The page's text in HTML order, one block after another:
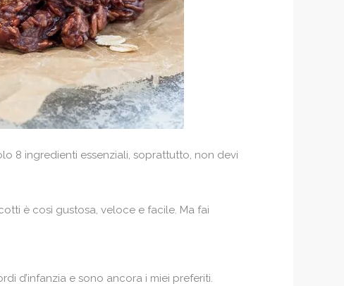
8 ingredienti essenziali, soprattutto, non devi
è così gustosa, veloce e facile. Ma fai
d’infanzia e sono ancora i miei preferiti.